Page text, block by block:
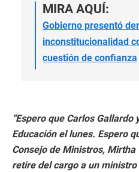
MIRA AQUÍ:
Gobierno presentó
inconstitucionalidad
cuestión de confianza
“Espero que Carlos
Educación el lunes. Espero
Consejo de Ministros, Mirtha
retire del cargo a un